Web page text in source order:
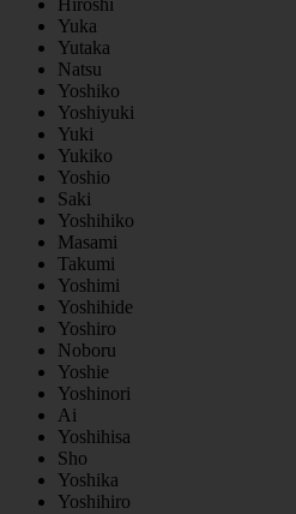
Hiroshi
Yuka
Yutaka
Natsu
Yoshiko
Yoshiyuki
Yuki
Yukiko
Yoshio
Saki
Yoshihiko
Masami
Takumi
Yoshimi
Yoshihide
Yoshiro
Noboru
Yoshie
Yoshinori
Ai
Yoshihisa
Sho
Yoshika
Yoshihiro